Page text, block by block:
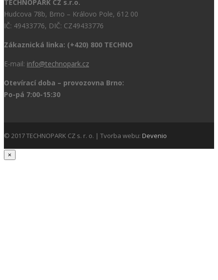
TECHNOPARK CZ s.r.o.
Hudcova 78b, Brno – Královo Pole, 612 00
IČ: 49433776, DIČ: CZ49433776
Zákaznická linka: (+420) 800 TECHNO
E-mail: info@technopark.cz
Otevírací doba – provozovna Brno:
Po-pá 7:00-15:30
© 2017 TECHNOPARK CZ s. r. o. | Tvorba webu: Devenio
×